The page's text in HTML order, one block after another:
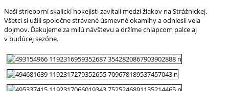
Naši strieborní skalickí hokejisti zavítali medzi žiakov na Strážnickej.
Všetci si užili spoločne strávené úsmevné okamihy a odniesli veľa
dojmov. Ďakujeme za milú návštevu a držíme chlapcom palce aj
v budúcej sezóne.